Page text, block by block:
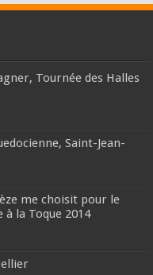
Tournée des Halles
Saint-Jean-
me choisit pour le
la Toque 2014